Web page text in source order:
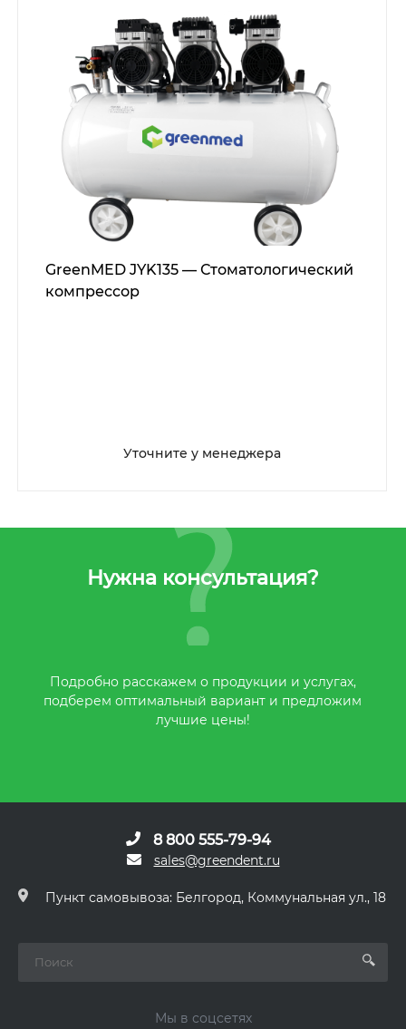
GreenMED JYK135 — Стоматологический
компрессор
Уточните у менеджера
Нужна консультация?
Подробно расскажем о продукции и услугах,
подберем оптимальный вариант и предложим
лучшие цены!
8 800 555-79-94
sales@greendent.ru
Пункт самовывоза: Белгород, Коммунальная ул., 18
Мы в соцсетях